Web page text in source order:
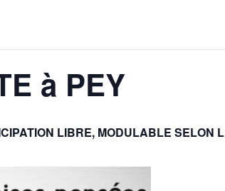
à PEY
LIBRE, MODULABLE SELON